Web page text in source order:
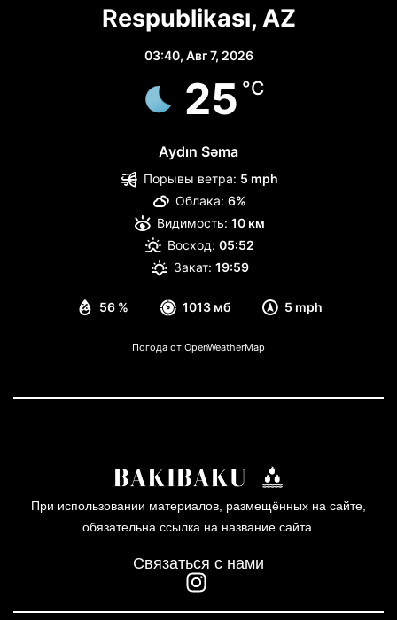
Respublikası, AZ
03:40, Авг 7, 2026
25 °C
Aydın Səma
56 % 1013 мб 5 mph
Порывы ветра: 5 mph
Облака: 6%
Видимость: 10 км
Восход: 05:52
Закат: 19:59
Погода от OpenWeatherMap
При использовании материалов, размещённых на сайте,
обязательна ссылка на название сайта.
Связаться с нами